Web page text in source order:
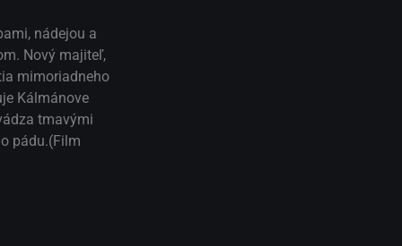
nádejou a
Nový majiteľ,
mimoriadneho
Kálmánove
tmavými
pádu.(Film